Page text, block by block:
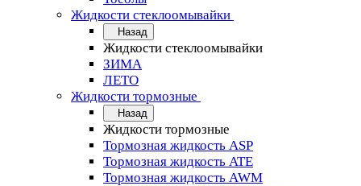
Жидкости стеклоомывайки
Назад
Жидкости стеклоомывайки
ЗИМА
ЛЕТО
Жидкости тормозные
Назад
Жидкости тормозные
Тормозная жидкость ASP
Тормозная жидкость ATE
Тормозная жидкость AWM